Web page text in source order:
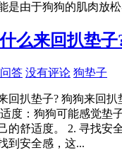
是由于狗狗的肌肉放
么来回扒垫子
答 没有评论 狗垫子
回扒垫子? 狗狗来回
度：狗狗可能感觉垫
的舒适度。 2. 寻找安
到安全感，这...